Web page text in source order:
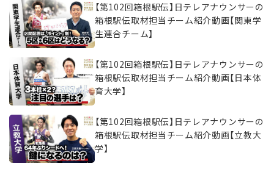
【第102回箱根駅伝】日テレアナウンサーの
箱根駅伝取材担当チーム紹介動画【関東学
生連合チーム】
【第102回箱根駅伝】日テレアナウンサーの
箱根駅伝取材担当チーム紹介動画【日本体
育大学】
【第102回箱根駅伝】日テレアナウンサーの
箱根駅伝取材担当チーム紹介動画【立教大
学】